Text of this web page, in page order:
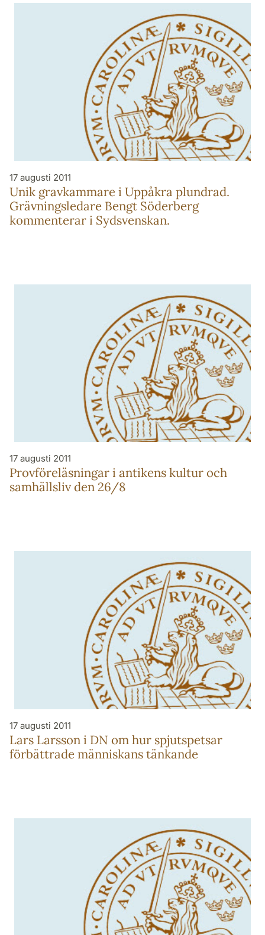
17 augusti 2011
Unik gravkammare i Uppåkra plundrad.
Grävningsledare Bengt Söderberg
kommenterar i Sydsvenskan.
17 augusti 2011
Provföreläsningar i antikens kultur och
samhällsliv den 26/8
17 augusti 2011
Lars Larsson i DN om hur spjutspetsar
förbättrade människans tänkande